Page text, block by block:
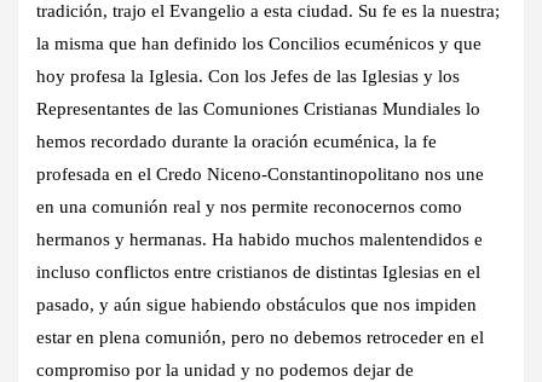
tradición, trajo el Evangelio a esta ciudad. Su fe es la nuestra;
la misma que han definido los Concilios ecuménicos y que
hoy profesa la Iglesia. Con los Jefes de las Iglesias y los
Representantes de las Comuniones Cristianas Mundiales lo
hemos recordado durante la oración ecuménica, la fe
profesada en el Credo Niceno-Constantinopolitano nos une
en una comunión real y nos permite reconocernos como
hermanos y hermanas. Ha habido muchos malentendidos e
incluso conflictos entre cristianos de distintas Iglesias en el
pasado, y aún sigue habiendo obstáculos que nos impiden
estar en plena comunión, pero no debemos retroceder en el
compromiso por la unidad y no podemos dejar de